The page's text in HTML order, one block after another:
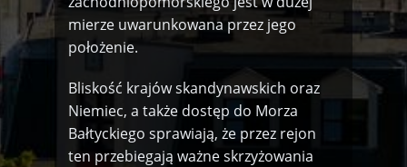
mierze uwarunkowana przez jego
położenie.
Bliskość krajów skandynawskich oraz
Niemiec, a także dostęp do Morza
Bałtyckiego sprawiają, że przez rejon
ten przebiegają ważne skrzyżowania